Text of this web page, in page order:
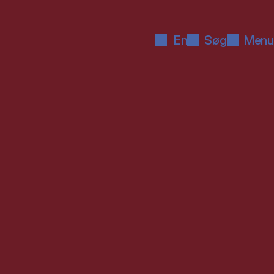
En Søg Menu